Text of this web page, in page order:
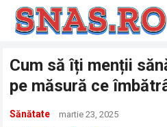
Cum să îți menții
pe măsură ce
Sănătate martie 23, 2025